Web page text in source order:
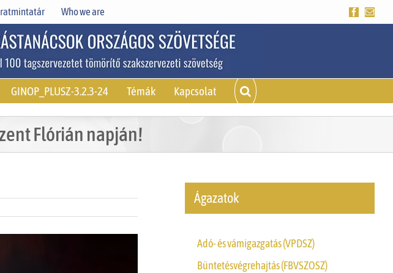
Who we are Facebook
GINOP_PLUSZ-3.2.3-24 Témák Kapcsolat
Flórián napján!
Ágazatok
Adó- és vámigazgatás (VPDSZ)
Büntetésvégrehajtás (FBVSZOSZ)